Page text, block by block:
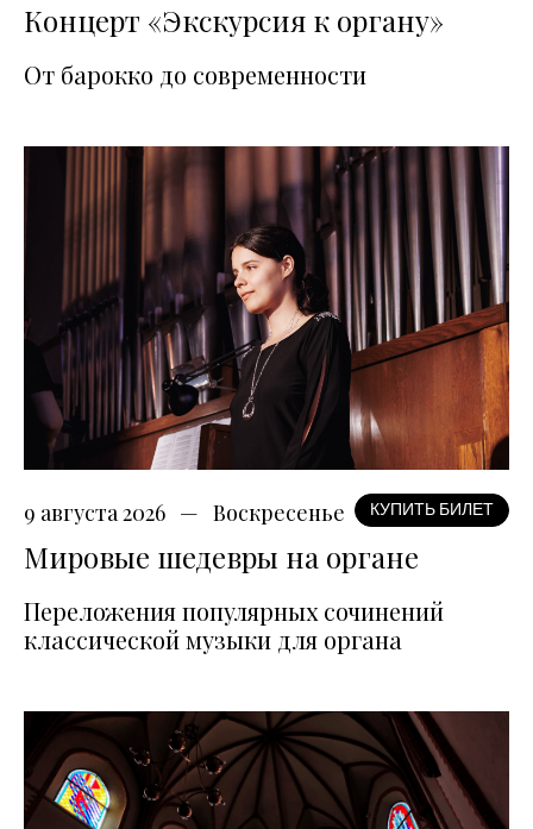
Концерт «Экскурсия к органу»
От барокко до современности
9 августа 2026 Воскресенье КУПИТЬ БИЛЕТ
Мировые шедевры на органе
Переложения популярных сочинений
классической музыки для органа